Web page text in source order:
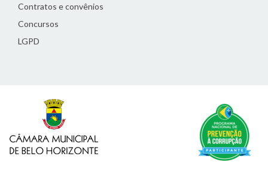
Contratos e convênios
Concursos
LGPD